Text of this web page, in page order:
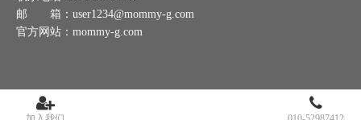
邮 箱：user1234@mommy-g.com
官方网站：mommy-g.com